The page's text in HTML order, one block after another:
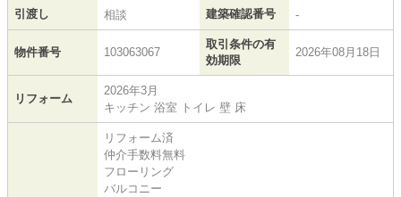
引渡し 相談 建築確認番号 -
物件番号 103063067
取引条件の有
効期限
2026年08月18日
リフォーム
2026年3月
キッチン 浴室 トイレ 壁 床
リフォーム済
仲介手数料無料
フローリング
バルコニー